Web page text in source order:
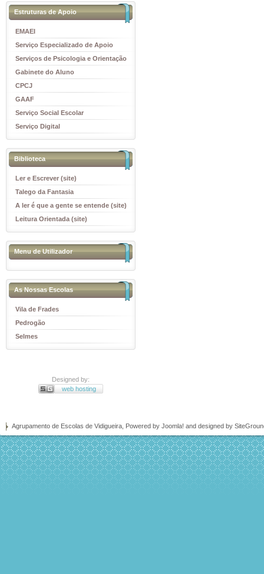
Estruturas de Apoio
EMAEI
Serviço Especializado de Apoio
Educativo
Serviços de Psicologia e Orientação
(SPO)
Gabinete do Aluno
CPCJ
GAAF
Serviço Social Escolar
Serviço Digital
Biblioteca
Ler e Escrever (site)
Talego da Fantasia
A ler é que a gente se entende (site)
Leitura Orientada (site)
Menu de Utilizador
As Nossas Escolas
Vila de Frades
Pedrogão
Selmes
Designed by:
web hosting
Agrupamento de Escolas de Vidigueira, Powered by Joomla! and designed by